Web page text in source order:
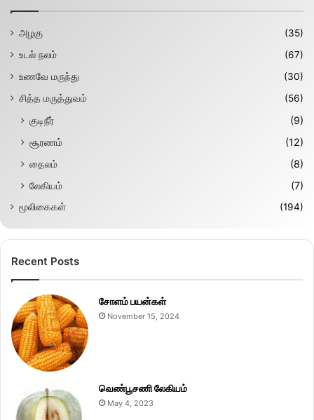
அழகு
(35)
உடல் நலம்
(67)
உணவே மருந்து
(30)
சித்த மருத்துவம்
(56)
குடிநீர்
(9)
சூரணம்
(12)
தைலம்
(8)
லேகியம்
(7)
மூலிகைகள் (194)
Recent Posts
சோளம் பயன்கள்
November 15, 2024
வெண்பூசணி லேகியம்
May 4, 2023